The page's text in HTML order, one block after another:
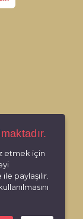
etmek için
paylaşılır.